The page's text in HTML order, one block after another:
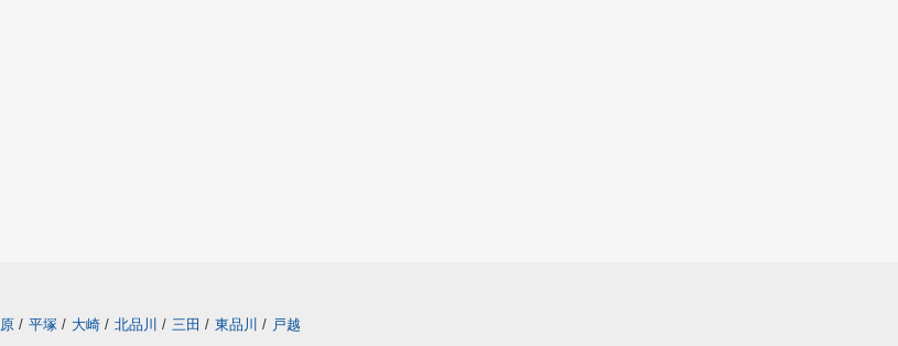
/ 平塚 / 大崎 / 北品川 / 三田 / 東品川 / 戸越